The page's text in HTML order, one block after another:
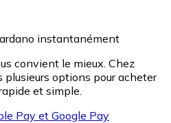
instantanément
convient le mieux. Chez
plusieurs options pour acheter
et simple.
Pay et Google Pay